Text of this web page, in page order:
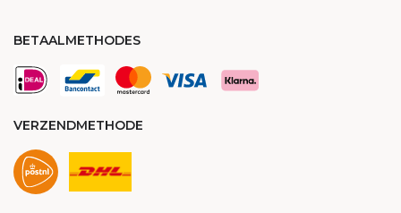
BETAALMETHODES
VERZENDMETHODE